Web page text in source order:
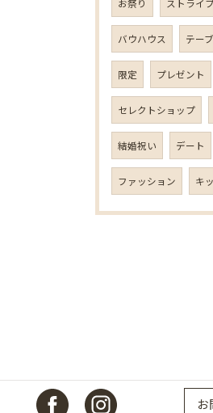
バウハウス テー
限定 プレゼント
セレクトショップ
結婚祝い デート
ファッション キ